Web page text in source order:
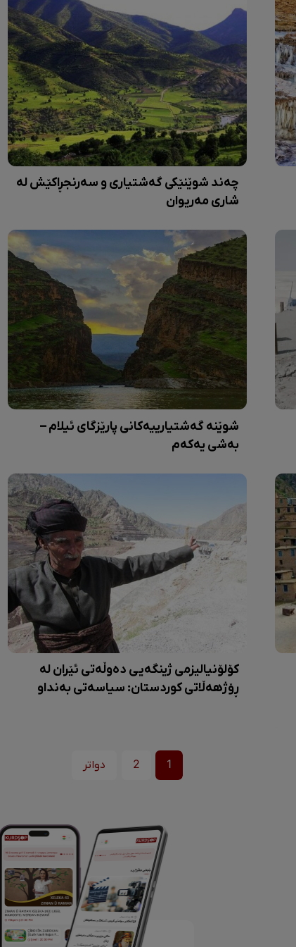
چەند شوێنێکی گەشتیاری و سەرنجڕاکێش لە
شاری مەریوان
شوێنە گەشتیارییەکانی پارێزگای ئیلام –
بەشی یەکەم
کۆلۆنیالیزمی ژینگەیی دەوڵەتی ئێران لە
ڕۆژهەڵاتی کوردستان: سیاسەتی بەنداو
1
2 دواتر